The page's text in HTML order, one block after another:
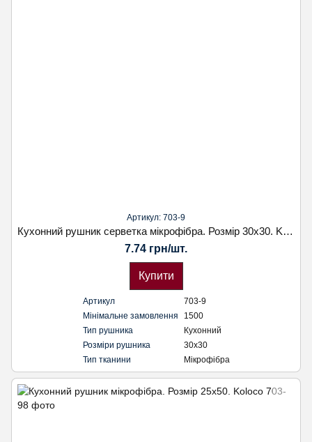
Артикул: 703-9
Кухонний рушник серветка мікрофібра. Розмір 30х30. Koloco
7.74 грн/шт.
Купити
Артикул
703-9
Мінімальне замовлення
1500
Тип рушника
Кухонний
Розміри рушника
30х30
Тип тканини
Мікрофібра